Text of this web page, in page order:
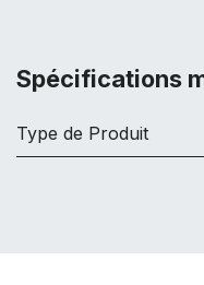
Spécifications
Type de Produit